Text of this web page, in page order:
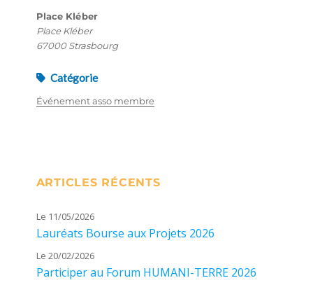
Place Kléber
Place Kléber
67000 Strasbourg
Catégorie
Événement asso membre
ARTICLES RÉCENTS
Le 11/05/2026
Lauréats Bourse aux Projets 2026
Le 20/02/2026
Participer au Forum HUMANI-TERRE 2026